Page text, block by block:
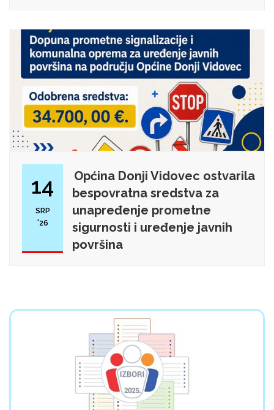
14
SRP
'26
Općina Donji Vidovec ostvarila
bespovratna sredstva za
unapređenje prometne
sigurnosti i uređenje javnih
površina